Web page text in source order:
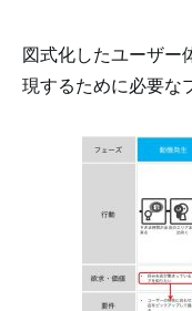
図式化したユーザー
現するために必要な